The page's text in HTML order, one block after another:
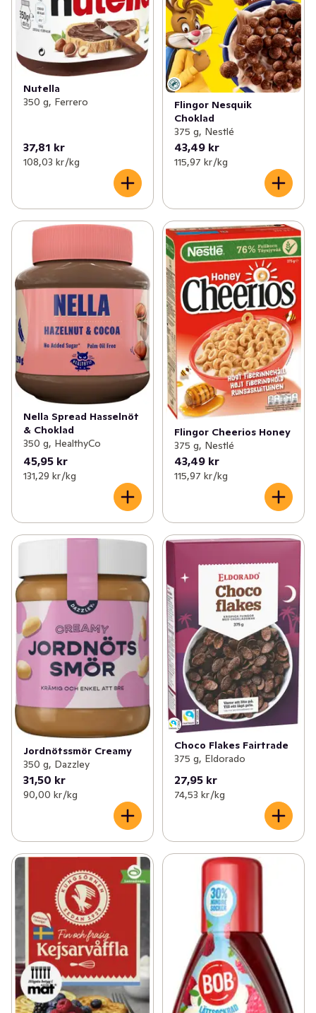
Nutella
350 g, Ferrero
37,81 kr
108,03 kr /kg
Flingor Nesquik
Choklad
375 g, Nestlé
43,49 kr
115,97 kr /kg
Nella Spread Hasselnöt
& Choklad
350 g, HealthyCo
45,95 kr
131,29 kr /kg
Flingor Cheerios Honey
375 g, Nestlé
43,49 kr
115,97 kr /kg
Jordnötssmör Creamy
350 g, Dazzley
31,50 kr
90,00 kr /kg
Choco Flakes Fairtrade
375 g, Eldorado
27,95 kr
74,53 kr /kg